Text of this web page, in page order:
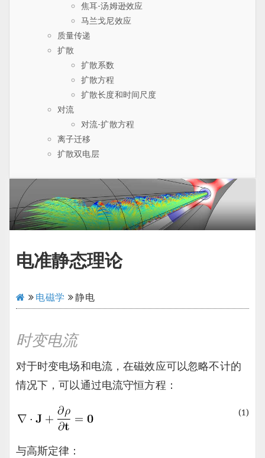
焦耳-汤姆逊效应
马兰戈尼效应
质量传递
扩散
扩散系数
扩散方程
扩散长度和时间尺度
对流
对流-扩散方程
离子迁移
扩散双电层
电准静态理论
电磁学 静电
时变电流
对于时变电场和电流，在磁效应可以忽略不计的
情况下，可以通过电流守恒方程：
(1)
与高斯定律：